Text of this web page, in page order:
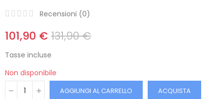
Recensioni (0)
101,90 € 131,90 €
Tasse incluse
Non disponibile
AGGIUNGI AL CARRELLO ACQUISTA